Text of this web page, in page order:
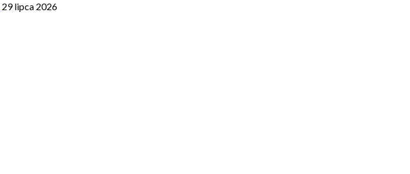
29 lipca 2026